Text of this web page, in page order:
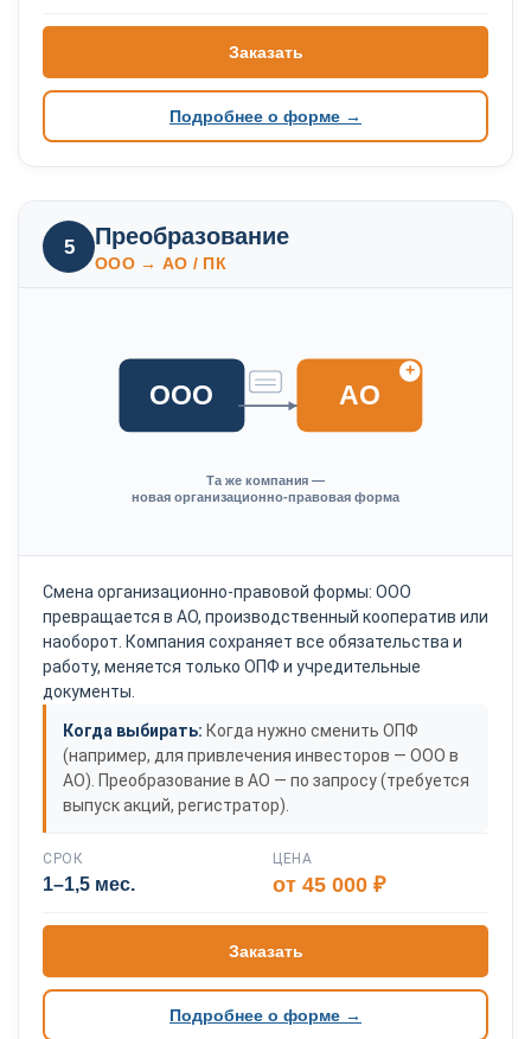
Заказать
Подробнее о форме →
5 Преобразование
ООО → АО / ПК
ООО АО
+
Та же компания —
новая организационно-правовая форма
Смена организационно-правовой формы: ООО
превращается в АО, производственный кооператив или
наоборот. Компания сохраняет все обязательства и
работу, меняется только ОПФ и учредительные
документы.
Когда выбирать: Когда нужно сменить ОПФ
(например, для привлечения инвесторов — ООО в
АО). Преобразование в АО — по запросу (требуется
выпуск акций, регистратор).
СРОК
1–1,5 мес.
ЦЕНА
от 45 000 ₽
Заказать
Подробнее о форме →